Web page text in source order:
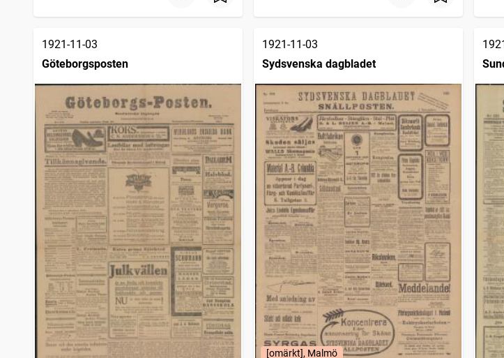
1921-11-03
Göteborgsposten
1921-11-03
Sydsvenska dagbladet
[omärkt], Malmö